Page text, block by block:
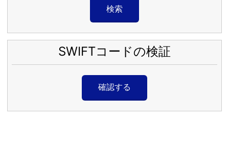
検索
SWIFTコードの検証
確認する